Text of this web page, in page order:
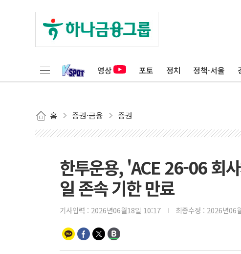
영상 포토 정치 정책·서울
홈 증권·금융 증권
한투운용, 'ACE 26-06 회
일 존속 기한 만료
기사입력 : 2026년06월18일 10:17 최종수정 : 2026년06